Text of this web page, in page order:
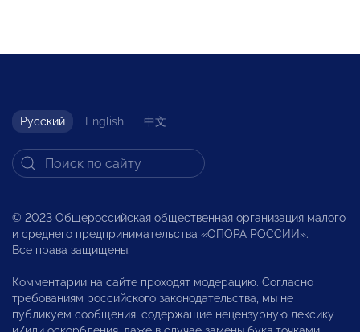
Русский English 中文
© 2023 Общероссийская общественная организация малого
и среднего предпринимательства «ОПОРА РОССИИ».
Все права защищены.
Комментарии на сайте проходят модерацию. Согласно
требованиям российского законодательства, мы не
публикуем сообщения, содержащие нецензурную лексику